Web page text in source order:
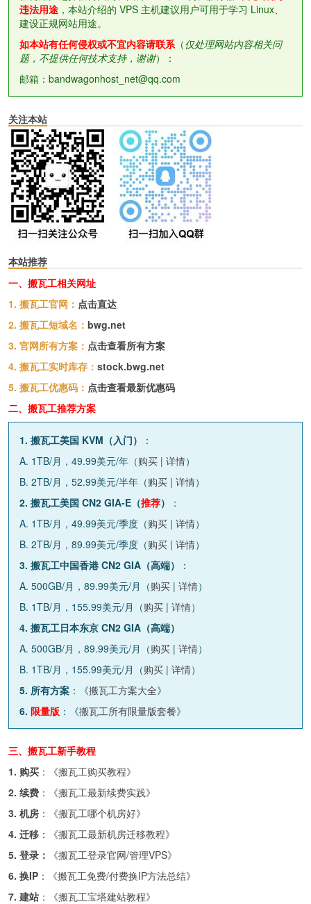
违法用途 ，本站介绍的 VPS 主机建议用户可用于学习 Linux、
建设正规网站用途。
如本站有任何侵权或不宜内容请联系（仅处理网站内容相关问
题，不提供任何技术支持，谢谢）：
邮箱：bandwagonhost_net@qq.com
关注本站
本站推荐
一、搬瓦工相关网址
1. 搬瓦工官网： 点击直达
2. 搬瓦工短域名： bwg.net
3. 官网所有方案： 点击查看所有方案
4. 搬瓦工实时库存： stock.bwg.net
5. 搬瓦工优惠码： 点击查看最新优惠码
二、搬瓦工推荐方案
1. 搬瓦工美国 KVM（入门）
：
A. 1TB/月，49.99美元/年（购买 | 详情）
B. 2TB/月，52.99美元/半年（购买 | 详情）
2. 搬瓦工美国 CN2 GIA-E（推荐）
：
A. 1TB/月，49.99美元/季度（购买 | 详情）
B. 2TB/月，89.99美元/季度（购买 | 详情）
3. 搬瓦工中国香港 CN2 GIA（高端）
：
A. 500GB/月，89.99美元/月（购买 | 详情）
B. 1TB/月，155.99美元/月（购买 | 详情）
4. 搬瓦工日本东京 CN2 GIA（高端）
A. 500GB/月，89.99美元/月（购买 | 详情）
B. 1TB/月，155.99美元/月（购买 | 详情）
5. 所有方案 ：《搬瓦工方案大全》
6. 限量版 ：《搬瓦工所有限量版套餐》
三、搬瓦工新手教程
1. 购买 ：《搬瓦工购买教程》
2. 续费 ：《搬瓦工最新续费实践》
3. 机房 ：《搬瓦工哪个机房好》
4. 迁移 ：《搬瓦工最新机房迁移教程》
5. 登录：
《搬瓦工登录官网/管理VPS》
6. 换IP ：《搬瓦工免费/付费换IP方法总结》
7. 建站 ：《搬瓦工宝塔建站教程》